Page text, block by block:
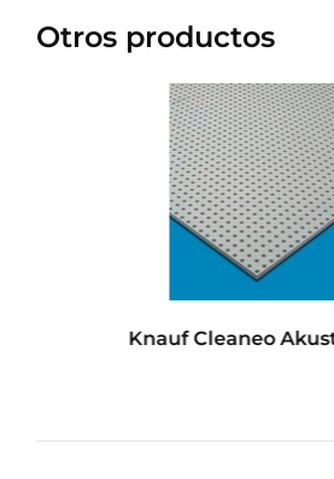
Otros productos
Knauf Cleaneo